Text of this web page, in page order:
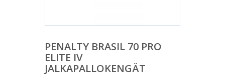
PENALTY BRASIL 70 PRO
ELITE IV
JALKAPALLOKENGÄT